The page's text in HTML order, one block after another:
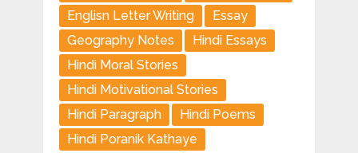
Englisn Letter Writing
Essay
Geography Notes
Hindi Essays
Hindi Moral Stories
Hindi Motivational Stories
Hindi Paragraph
Hindi Poems
Hindi Poranik Kathaye